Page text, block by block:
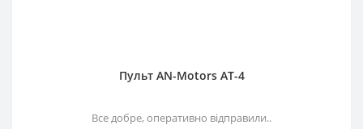
Пульт AN-Motors AT-4
Все добре, оперативно відправили..